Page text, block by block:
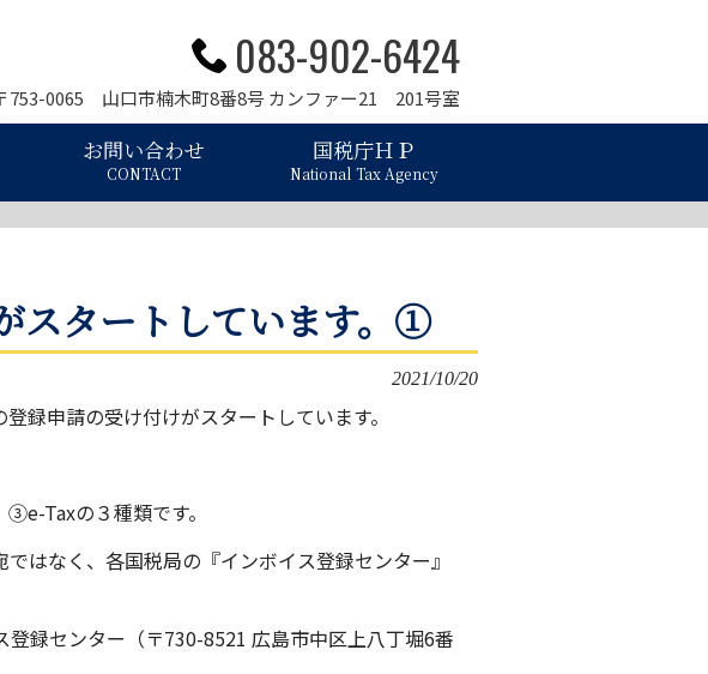
083-902-6424
753-0065 山口市楠木町8番8号 カンファー21 201号室
お問い合わせ
CONTACT
国税庁ＨＰ
National Tax Agency
スタートしています。①
2021/10/20
録申請の受け付けがスタートしています。
Taxの３種類です。
はなく、各国税局の『インボイス登録センター』
録センター（〒730-8521 広島市中区上八丁堀6番